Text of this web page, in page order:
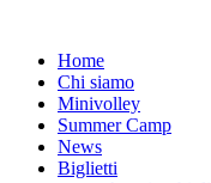
Home
Chi siamo
Minivolley
Summer Camp
News
Biglietti